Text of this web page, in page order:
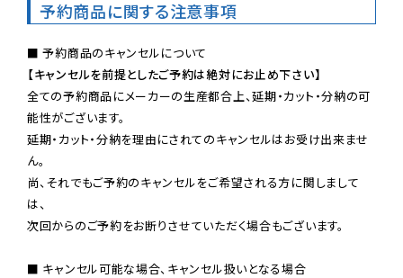
予約商品に関する注意事項
【キャンセルを前提としたご予約は絶対にお止め下さい】
全ての予約商品にメーカーの生産都合上、延期・カット・分納の可
能性がございます。
延期・カット・分納を理由にされてのキャンセルはお受け出来ませ
ん。
尚、それでもご予約のキャンセルをご希望される方に関しまして
は、
次回からのご予約をお断りさせていただく場合もございます。
■ キャンセル可能な場合、キャンセル扱いとなる場合